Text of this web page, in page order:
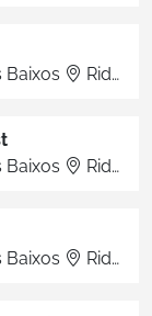
Baixos Ridderkerk
Baixos Ridderkerk
Baixos Ridderkerk